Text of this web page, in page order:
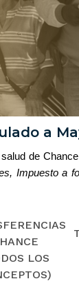
a
de
Impuesto a
LOS